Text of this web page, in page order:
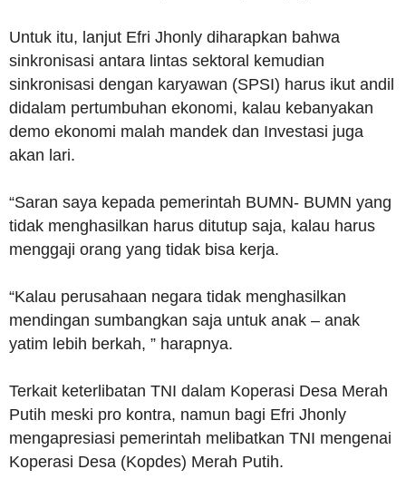
Untuk itu, lanjut Efri Jhonly diharapkan bahwa
sinkronisasi antara lintas sektoral kemudian
sinkronisasi dengan karyawan (SPSI) harus ikut andil
didalam pertumbuhan ekonomi, kalau kebanyakan
demo ekonomi malah mandek dan Investasi juga
akan lari.
“Saran saya kepada pemerintah BUMN- BUMN yang
tidak menghasilkan harus ditutup saja, kalau harus
menggaji orang yang tidak bisa kerja.
“Kalau perusahaan negara tidak menghasilkan
mendingan sumbangkan saja untuk anak – anak
yatim lebih berkah, ” harapnya.
Terkait keterlibatan TNI dalam Koperasi Desa Merah
Putih meski pro kontra, namun bagi Efri Jhonly
mengapresiasi pemerintah melibatkan TNI mengenai
Koperasi Desa (Kopdes) Merah Putih.